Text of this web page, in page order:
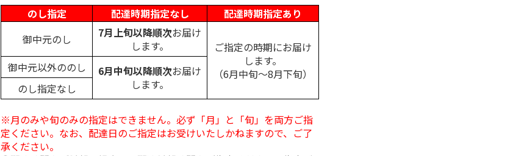
のし指定
配達時期指定なし
配達時期指定あり
御中元のし
7月上旬以降順次お届け
します。
ご指定の時期にお届け
します。
（6月中旬～8月下旬）
御中元以外ののし 6月中旬以降順次お届け
します。
のし指定なし
※月のみや旬のみの指定はできません。必ず「月」と「旬」を両方ご指
定ください。なお、配達日のご指定はお受けいたしかねますので、ご了
承ください。